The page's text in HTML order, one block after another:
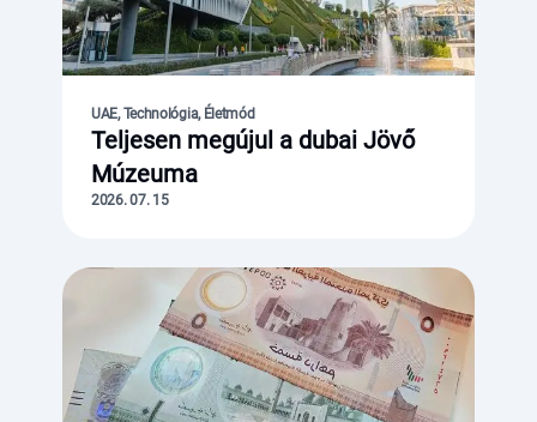
UAE, Technológia, Életmód
Teljesen megújul a dubai Jövő
Múzeuma
2026. 07. 15